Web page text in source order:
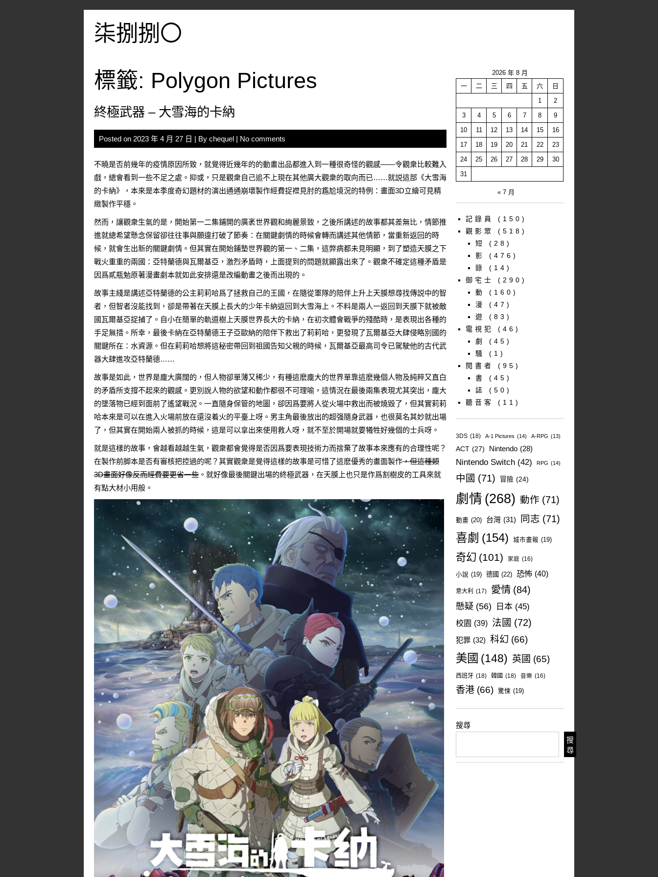
柒捌捌〇
標籤: Polygon Pictures
終極武器 – 大雪海的卡納
Posted on 2023 年 4 月 27 日 | By chequel | No comments
不曉是否前幾年的疫情原因所致，就覺得近幾年的的動畫出品都進入到一種很奇怪的觀感——令觀衆比較難入
戲，總會看到一些不足之處。抑或，只是觀衆自己追不上現在其他廣大觀衆的取向而已……就説這部《大雪海
的卡納》，本來是本季度奇幻題材的演出通通崩壞製作經費捉襟見肘的尷尬境況的特例：畫面3D立繪可見精
緻製作平穩。
然而，讓觀衆生氣的是，開始第一二集鋪開的廣袤世界觀和絢麗景致，之後所講述的故事都其差無比，情節推
進就總希望懸念保留卻往往事與願違打破了節奏：在關鍵劇情的時候會轉而講述其他情節，當重新返回的時
候，就會生出新的關鍵劇情。但其實在開始鋪墊世界觀的第一、二集，這弊病都未見明顯，到了塑造天膜之下
戰火重重的兩國：亞特蘭德與瓦爾基亞，激烈矛盾時，上面提到的問題就顯露出來了。觀衆不確定這種矛盾是
因爲貳瓶勉原著漫畫劇本就如此安排還是改編動畫之後而出現的。
故事主綫是講述亞特蘭德的公主莉莉哈爲了拯救自己的王國，在隨從軍隊的陪伴上升上天膜想尋找傳説中的智
者，但智者沒能找到，卻是帶著在天膜上長大的少年卡納返回到大雪海上。不料是兩人一返回到天膜下就被敵
國瓦爾基亞捉捕了。自小在簡單的軌道樹上天膜世界長大的卡納，在初次體會戰爭的殘酷時，是表現出各種的
手足無措。所幸，最後卡納在亞特蘭德王子亞歐納的陪伴下救出了莉莉哈，更發現了瓦爾基亞大肆侵略別國的
關鍵所在：水資源。但在莉莉哈想將這秘密帶回到祖國告知父親的時候，瓦爾基亞最高司令已駕駛他的古代武
器大肆進攻亞特蘭德……
故事是如此，世界是龐大廣闊的，但人物卻單薄又稀少，有種這麽龐大的世界單靠這麽幾個人物及純粹又直白
的矛盾所支撐不起來的觀感。更別說人物的欲望和動作都很不可理喻，這情況在最後兩集表現尤其突出，龐大
的墜落物已經到面前了遙望戰況。一直隨身保管的地圖，卻因爲要將人從火場中救出而被燒毀了，但其實莉莉
哈本來是可以在進入火場前放在還沒着火的平臺上呀。男主角最後放出的超强隨身武器，也很莫名其妙就出場
了，但其實在開始兩人被抓的時候，這是可以拿出來使用救人呀，就不至於開場就要犧牲好幾個的士兵呀。
就是這樣的故事，會越看越越生氣，觀衆都會覺得是否因爲要表現技術力而捨棄了故事本來應有的合理性呢？
在製作前脚本是否有審核把控過的呢？其實觀衆是覺得這樣的故事是可惜了這麽優秀的畫面製作，但這種類
3D畫面好像反而經費要更省一些 。就好像最後關鍵出場的終極武器，在天膜上也只是作爲割樹皮的工具來就
有點大材小用般。
2026 年 8 月
一
二 三 四 五 六
日
1
2
3
4 5 6 7 8
9
10
11 12 13 14 15
16
17
18 19 20 21 22
23
24
25 26 27 28 29
30
31
« 7 月
記錄員
(150)
觀影眾
(518)
短
(28)
影
(476)
錄
(14)
御宅士
(290)
動
(160)
漫
(47)
遊
(83)
電視犯
(46)
劇
(45)
騷
(1)
閱書者
(95)
書
(45)
誌
(50)
聽音客
(11)
3DS (18) A-1 Pictures (14) A-RPG (13)
ACT (27) Nintendo (28)
Nintendo Switch (42) RPG (14)
中國 (71) 冒險 (24)
劇情 (268) 動作 (71)
動畫 (20) 台灣 (31) 同志 (71)
喜劇 (154) 城市畫報 (19)
奇幻 (101) 家庭 (16)
小說 (19) 德國 (22) 恐怖 (40)
意大利 (17) 愛情 (84)
懸疑 (56) 日本 (45)
校園 (39) 法國 (72)
犯罪 (32) 科幻 (66)
美國 (148) 英國 (65)
西班牙 (18) 韓國 (18) 音樂 (16)
香港 (66) 驚悚 (19)
搜尋
搜
尋